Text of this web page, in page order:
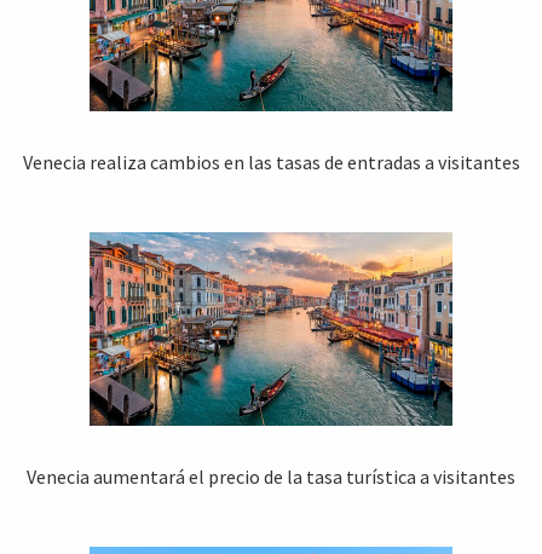
Venecia realiza cambios en las tasas de entradas a visitantes
Venecia aumentará el precio de la tasa turística a visitantes